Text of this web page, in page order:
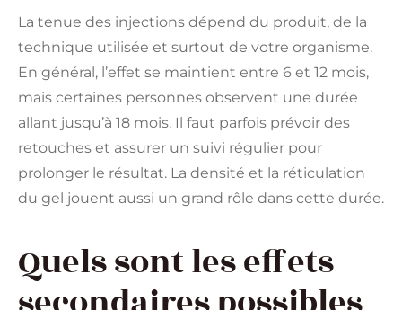
La tenue des injections dépend du produit, de la
technique utilisée et surtout de votre organisme.
En général, l’effet se maintient entre 6 et 12 mois,
mais certaines personnes observent une durée
allant jusqu’à 18 mois. Il faut parfois prévoir des
retouches et assurer un suivi régulier pour
prolonger le résultat. La densité et la réticulation
du gel jouent aussi un grand rôle dans cette durée.
Quels sont les effets